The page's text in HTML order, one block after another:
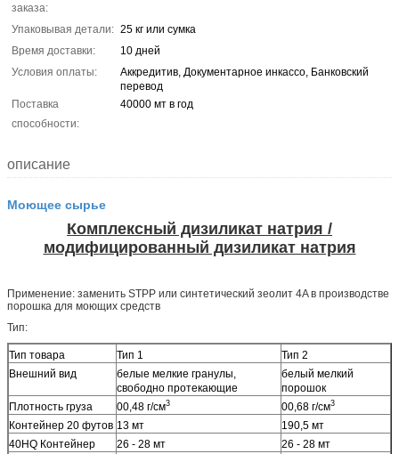
заказа:
Упаковывая детали: 25 кг или сумка
Время доставки:
10 дней
Условия оплаты:
Аккредитив, Документарное инкассо, Банковский
перевод
Поставка
способности:
40000 мт в год
описание
Моющее сырье
Комплексный дизиликат натрия /
модифицированный дизиликат натрия
Применение: заменить STPP или синтетический зеолит 4A в производстве
порошка для моющих средств
Тип:
Тип товара Тип 1
Тип 2
Внешний вид
белые мелкие гранулы,
свободно протекающие
белый мелкий
порошок
Плотность груза
00,48 г/см3 00,68 г/см3
Контейнер 20 футов 13 мт
190,5 мт
40HQ Контейнер
26 - 28 мт
26 - 28 мт